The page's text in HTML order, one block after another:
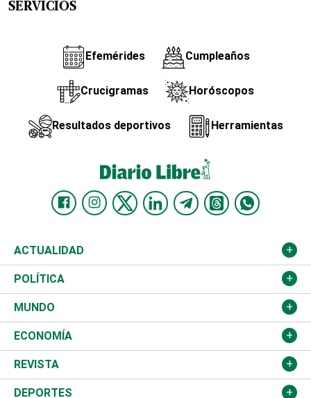
SERVICIOS
Efemérides Cumpleaños
Crucigramas Horóscopos
Resultados deportivos Herramientas
ACTUALIDAD
Nacional
Ciudad
Educación
Salud
Justicia
POLÍTICA
Partidos
JCE
TSE
Congreso Nacional
MUNDO
Estados Unidos
América Latina
Haití
ECONOMÍA
Finanzas
Turismo
REVISTA
Música
DEPORTES